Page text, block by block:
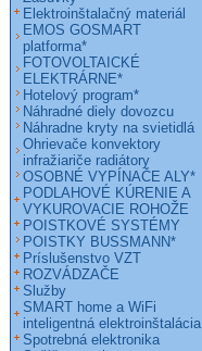
Elektroinštalačný materiál
EMOS GOSMART
platforma*
FOTOVOLTAICKÉ
ELEKTRÁRNE*
Hotelový program*
Náhradné diely dovozcu
Náhradne kryty na svietidlá
Ohrievače konvektory
infražiariče radiátory
OSOBNÉ VYPÍNAČE ALY*
PODLAHOVÉ KÚRENIE A
VYKUROVACIE ROHOŽE
POISTKOVÉ SYSTÉMY
POISTKY BUSSMANN*
Príslušenstvo VZT
ROZVÁDZAČE
Služby
SMART home a WiFi
inteligentná elektroinštalácia
Spotrebná elektronika